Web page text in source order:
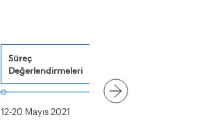
12-20 Mayıs 2021
Süreç
Değerlendirmeleri